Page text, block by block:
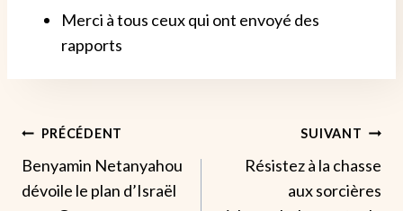
Merci à tous ceux qui ont envoyé des
rapports
Navigation
De
PRÉCÉDENT
Benyamin Netanyahou
dévoile le plan d’Israël
SUIVANT
Résistez à la chasse
aux sorcières